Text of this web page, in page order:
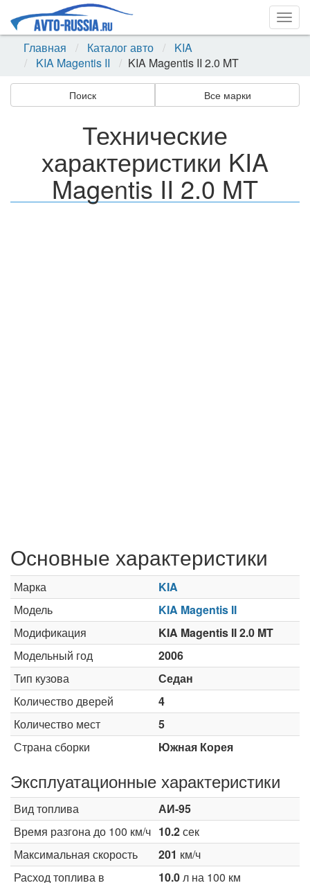
Главная
Каталог авто
KIA
KIA Magentis II
KIA Magentis II 2.0 MT
Поиск Все марки
Технические
характеристики KIA
Magentis II 2.0 MT
Основные характеристики
Марка
KIA
Модель
KIA Magentis II
Модификация
KIA Magentis II 2.0 MT
Модельный год
2006
Тип кузова
Седан
Количество дверей
4
Количество мест
5
Страна сборки
Южная Корея
Эксплуатационные характеристики
Вид топлива
АИ-95
Время разгона до 100 км/ч 10.2сек
Максимальная скорость
201 км/ч
Расход топлива в
10.0л на 100 км